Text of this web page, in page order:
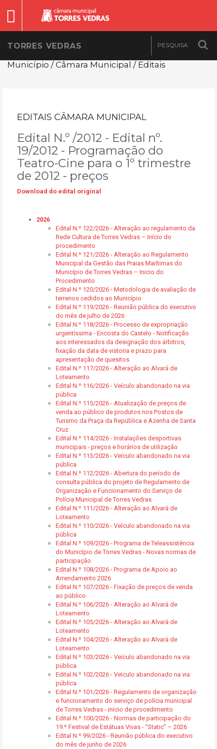
TORRES VEDRAS
Município / Câmara Municipal / Editais
EDITAIS CÂMARA MUNICIPAL
Edital N.º /2012 - Edital nº.
19/2012 - Programação do
Teatro-Cine para o 1º trimestre
de 2012 - preços
Download do edital original
2026
Edital N.º 122/2026 - Alteração ao regulamento da
Rede Cultura de Torres Vedras – Início do
procedimento
Edital N.º 121/2026 - Alteração ao Regulamento
Municipal da Gestão das Praias Marítimas do
Município de Torres Vedras – Inicio do
Procedimento
Edital N.º 120/2026 - Metodologia de avaliação de
terrenos cedidos ao Município
Edital N.º 119/2026 - Reunião pública do executivo
do mês de julho de 2026
Edital N.º 118/2026 - Processo de expropriação
urgentíssima - Encosta do Castelo - Notificação
aos interessados da designação dos árbitros,
fixação da data de vistoria e prazo para
apresentação de quesitos
Edital N.º 117/2026 - Alteração ao Alvará de
Loteamento
Edital N.º 116/2026 - Veículo abandonado na via
pública
Edital N.º 115/2026 - Atualização de preços de
venda ao público de produtos nos Postos de
Turismo da Praça da República e Azenha de Santa
Cruz
Edital N.º 114/2026 - Instalações desportivas
municipais - preços e horários de utilização
Edital N.º 113/2026 - Veículo abandonado na via
pública
Edital N.º 112/2026 - Abertura do período de
consulta pública do projeto de Regulamento de
Organização e Funcionamento do Serviço de
Polícia Municipal de Torres Vedras
Edital N.º 111/2026 - Alteração ao Alvará de
Loteamento
Edital N.º 110/2026 - Veículo abandonado na via
pública
Edital N.º 109/2026 - Programa de Teleassistência
do Município de Torres Vedras - Novas normas de
participação
Edital N.º 108/2026 - Programa de Apoio ao
Arrendamento 2026
Edital N.º 107/2026 - Fixação de preços de venda
ao público
Edital N.º 106/2026 - Alteração ao Alvará de
Loteamento
Edital N.º 105/2026 - Alteração ao Alvará de
Loteamento
Edital N.º 104/2026 - Alteração ao Alvará de
Loteamento
Edital N.º 103/2026 - Veículo abandonado na via
pública
Edital N.º 102/2026 - Veículo abandonado na via
pública
Edital N.º 101/2026 - Regulamento de organização
e funcionamento do serviço de polícia municipal
de Torres Vedras - início de procedimento
Edital N.º 100/2026 - Normas de participação do
19.º Festival de Estátuas Vivas - “Static” – 2026
Edital N.º 99/2026 - Reunião pública do executivo
do mês de junho de 2026